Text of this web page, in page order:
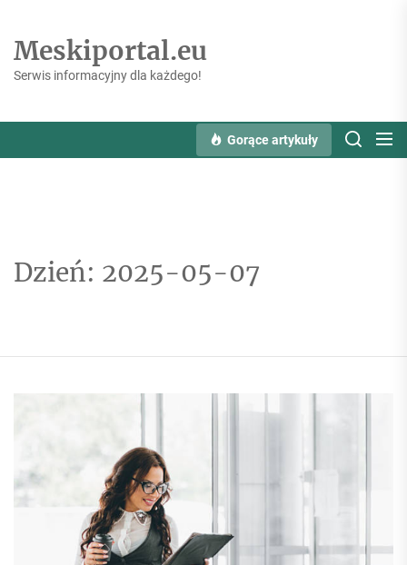
the
content
Meskiportal.eu
Serwis informacyjny dla każdego!
Gorące artykuły
Dzień: 2025-05-07